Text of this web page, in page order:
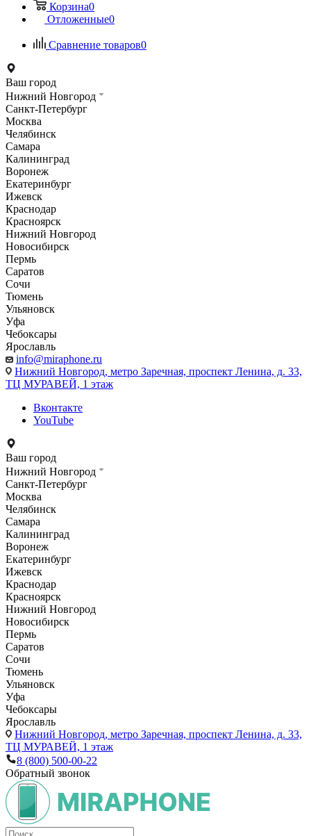
Корзина0
Отложенные0
Сравнение товаров0
Ваш город
Нижний Новгород
Санкт-Петербург
Москва
Челябинск
Самара
Калининград
Воронеж
Екатеринбург
Ижевск
Краснодар
Красноярск
Нижний Новгород
Новосибирск
Пермь
Саратов
Сочи
Тюмень
Ульяновск
Уфа
Чебоксары
Ярославль
info@miraphone.ru
Нижний Новгород, метро Заречная, проспект Ленина, д. 33,
ТЦ МУРАВЕЙ, 1 этаж
Вконтакте
YouTube
Ваш город
Нижний Новгород
Санкт-Петербург
Москва
Челябинск
Самара
Калининград
Воронеж
Екатеринбург
Ижевск
Краснодар
Красноярск
Нижний Новгород
Новосибирск
Пермь
Саратов
Сочи
Тюмень
Ульяновск
Уфа
Чебоксары
Ярославль
Нижний Новгород, метро Заречная, проспект Ленина, д. 33,
ТЦ МУРАВЕЙ, 1 этаж
8 (800) 500-00-22
Обратный звонок